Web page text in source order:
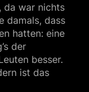
da war nichts
damals, dass
hatten: eine
der
besser.
ist das